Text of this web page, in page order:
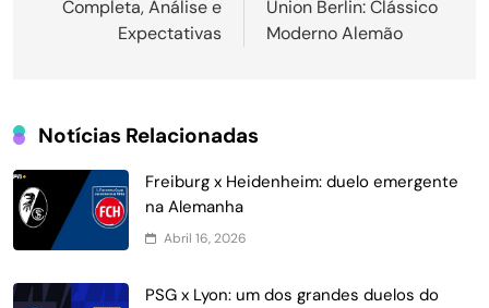
Post
Completa, Análise e
Expectativas
Union Berlin: Clássico
Moderno Alemão
Notícias Relacionadas
Freiburg x Heidenheim: duelo emergente
na Alemanha
Abril 16, 2026
PSG x Lyon: um dos grandes duelos do